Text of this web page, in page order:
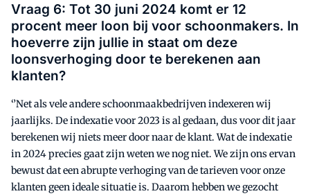
Vraag 6: Tot 30 juni 2024 komt er 12
procent meer loon bij voor schoonmakers. In
hoeverre zijn jullie in staat om deze
loonsverhoging door te berekenen aan
klanten?
‘’Net als vele andere schoonmaakbedrijven indexeren wij
jaarlijks. De indexatie voor 2023 is al gedaan, dus voor dit jaar
berekenen wij niets meer door naar de klant. Wat de indexatie
in 2024 precies gaat zijn weten we nog niet. We zijn ons ervan
bewust dat een abrupte verhoging van de tarieven voor onze
klanten geen ideale situatie is. Daarom hebben we gezocht